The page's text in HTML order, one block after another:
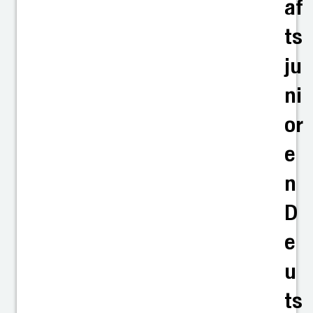
af
ts
ju
ni
or
e
n
D
e
u
ts